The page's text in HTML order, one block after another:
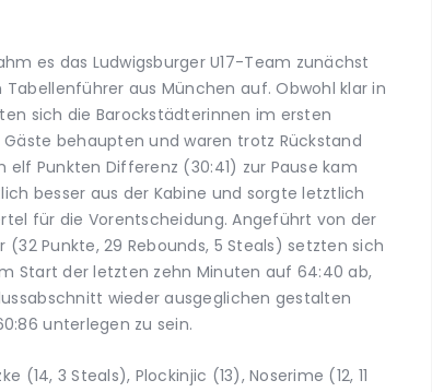
es das Ludwigsburger U17-Team zunächst
aus München auf. Obwohl klar in
sich die Barockstädterinnen im ersten
behaupten und waren trotz Rückstand
elf Punkten Differenz (30:41) zur Pause kam
besser aus der Kabine und sorgte letztlich
für die Vorentscheidung. Angeführt von der
(32 Punkte, 29 Rebounds, 5 Steals) setzten sich
Start der letzten zehn Minuten auf 64:40 ab,
wieder ausgeglichen gestalten
unterlegen zu sein.
(14, 3 Steals), Plockinjic (13), Noserime (12, 11